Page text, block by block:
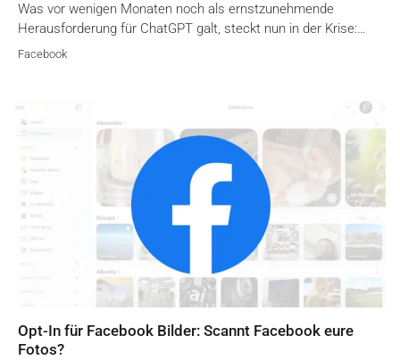
Was vor wenigen Monaten noch als ernstzunehmende
Herausforderung für ChatGPT galt, steckt nun in der Krise:…
Facebook
Opt-In für Facebook Bilder: Scannt Facebook eure
Fotos?